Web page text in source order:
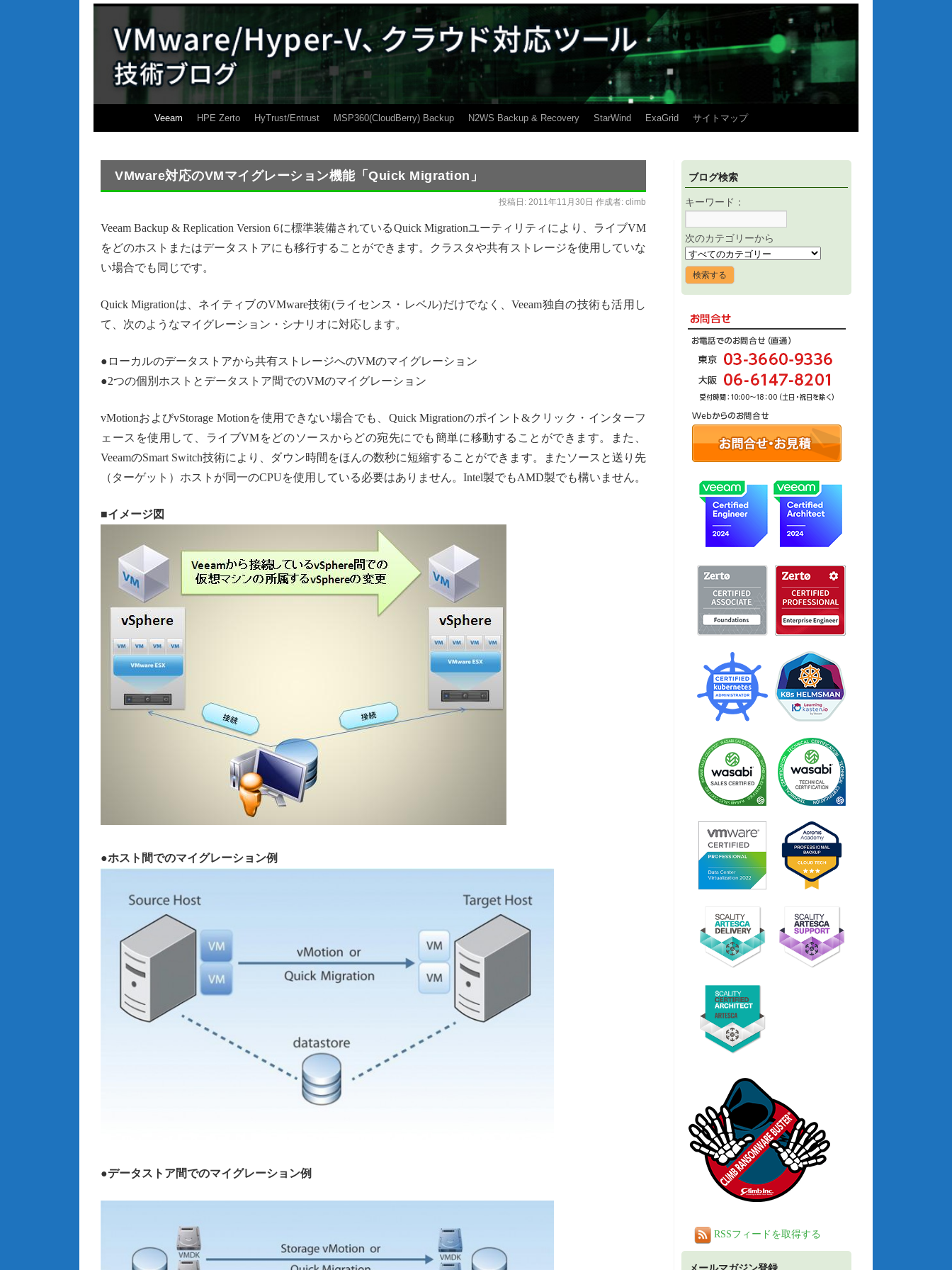
Veeam HPE Zerto HyTrust/Entrust MSP360(CloudBerry) Backup N2WS Backup & Recovery StarWind ExaGrid サイトマップ
VMware対応のVMマイグレーション機能「Quick Migration」
投稿日: 2011年11月30日 作成者: climb
Veeam Backup & Replication Version 6に標準装備されているQuick Migrationユーティリティにより、ライブVM
をどのホストまたはデータストアにも移行することができます。クラスタや共有ストレージを使用していな
い場合でも同じです。
Quick Migrationは、ネイティブのVMware技術(ライセンス・レベル)だけでなく、Veeam独自の技術も活用し
て、次のようなマイグレーション・シナリオに対応します。
●ローカルのデータストアから共有ストレージへのVMのマイグレーション
●2つの個別ホストとデータストア間でのVMのマイグレーション
vMotionおよびvStorage Motionを使用できない場合でも、Quick Migrationのポイント&クリック・インターフ
ェースを使用して、ライブVMをどのソースからどの宛先にでも簡単に移動することができます。また、
VeeamのSmart Switch技術により、ダウン時間をほんの数秒に短縮することができます。またソースと送り先
（ターゲット）ホストが同一のCPUを使用している必要はありません。Intel製でもAMD製でも構いません。
■イメージ図
●ホスト間でのマイグレーション例
●データストア間でのマイグレーション例
ブログ検索
キーワード：
次のカテゴリーから
RSSフィードを取得する